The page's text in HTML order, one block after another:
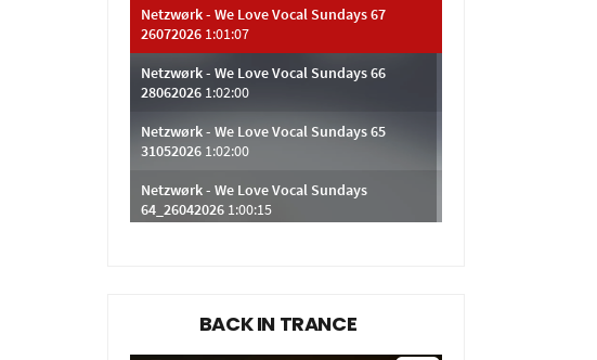
BACK IN TRANCE